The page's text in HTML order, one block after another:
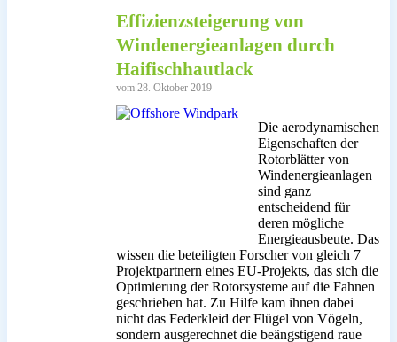
Rolle
bei
der
Energiewende
Effizienzsteigerung von
Windenergieanlagen durch
Haifischhautlack
vom 28. Oktober 2019
Die aerodynamischen
Eigenschaften der
Rotorblätter von
Windenergieanlagen
sind ganz
entscheidend für
deren mögliche
Energieausbeute. Das
wissen die beteiligten Forscher von gleich 7
Projektpartnern eines EU-Projekts, das sich die
Optimierung der Rotorsysteme auf die Fahnen
geschrieben hat. Zu Hilfe kam ihnen dabei
nicht das Federkleid der Flügel von Vögeln,
sondern ausgerechnet die beängstigend raue